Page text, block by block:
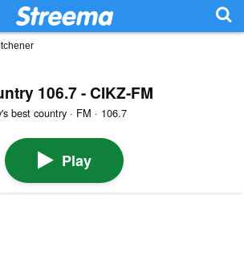
106.7 - CIKZ-FM
best country · FM · 106.7
Play